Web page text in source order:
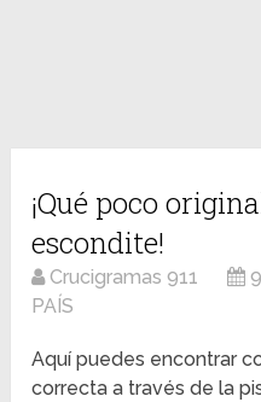
¡Qué poco
escondite!
Crucigramas 911
PAÍS
Aquí puedes encontrar
correcta a través de la